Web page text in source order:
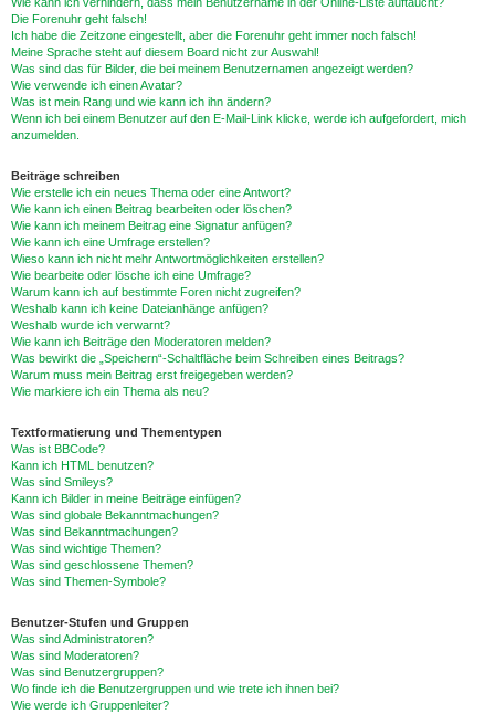
Die Forenuhr geht falsch!
Ich habe die Zeitzone eingestellt, aber die Forenuhr geht immer noch falsch!
Meine Sprache steht auf diesem Board nicht zur Auswahl!
Was sind das für Bilder, die bei meinem Benutzernamen angezeigt werden?
Wie verwende ich einen Avatar?
Was ist mein Rang und wie kann ich ihn ändern?
Wenn ich bei einem Benutzer auf den E-Mail-Link klicke, werde ich aufgefordert, mich
anzumelden.
Beiträge schreiben
Wie erstelle ich ein neues Thema oder eine Antwort?
Wie kann ich einen Beitrag bearbeiten oder löschen?
Wie kann ich meinem Beitrag eine Signatur anfügen?
Wie kann ich eine Umfrage erstellen?
Wieso kann ich nicht mehr Antwortmöglichkeiten erstellen?
Wie bearbeite oder lösche ich eine Umfrage?
Warum kann ich auf bestimmte Foren nicht zugreifen?
Weshalb kann ich keine Dateianhänge anfügen?
Weshalb wurde ich verwarnt?
Wie kann ich Beiträge den Moderatoren melden?
Was bewirkt die „Speichern“-Schaltfläche beim Schreiben eines Beitrags?
Warum muss mein Beitrag erst freigegeben werden?
Wie markiere ich ein Thema als neu?
Textformatierung und Thementypen
Was ist BBCode?
Kann ich HTML benutzen?
Was sind Smileys?
Kann ich Bilder in meine Beiträge einfügen?
Was sind globale Bekanntmachungen?
Was sind Bekanntmachungen?
Was sind wichtige Themen?
Was sind geschlossene Themen?
Was sind Themen-Symbole?
Benutzer-Stufen und Gruppen
Was sind Administratoren?
Was sind Moderatoren?
Was sind Benutzergruppen?
Wo finde ich die Benutzergruppen und wie trete ich ihnen bei?
Wie werde ich Gruppenleiter?